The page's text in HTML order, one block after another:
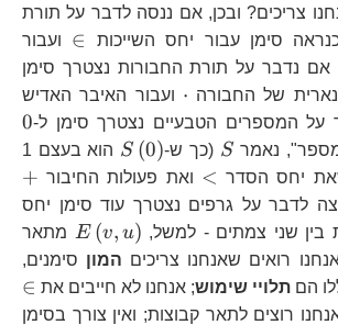
צריכים? ובכן, אם ננסה לדבר על תורת
סימן עבור יחס השייכות
∈ ועבור
\emptyset
אם נדבר על תורת החבורות נצטרך סימן
של החבורה ⋅ ועבור האיבר האדיש
e
על המספרים הטבעיים נצטרך סימן ל-0
נאמר
S
S (כך ש- S (0)
הוא בעצם 1
יחס הסדר<
< ואת פעולות החיבור +
\times
לדבר על גרפים נצטרך עוד סימן יחס
שני צמתים - למשל,
E (v, u)
מתאר
רואים שאנחנו צריכים המון סימנים,
הם תלויי שימוש; אנחנו לא חייבים את ∈
רוצים לתאר קבוצות; ואין צורך בסימן